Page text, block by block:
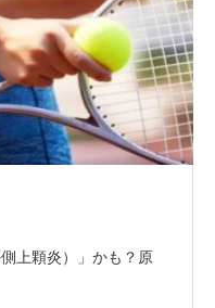
上顆炎）」かも？原